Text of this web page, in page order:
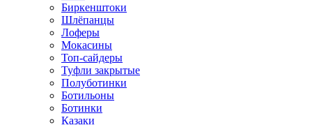
Биркенштоки
Шлёпанцы
Лоферы
Мокасины
Топ-сайдеры
Туфли закрытые
Полуботинки
Ботильоны
Ботинки
Казаки